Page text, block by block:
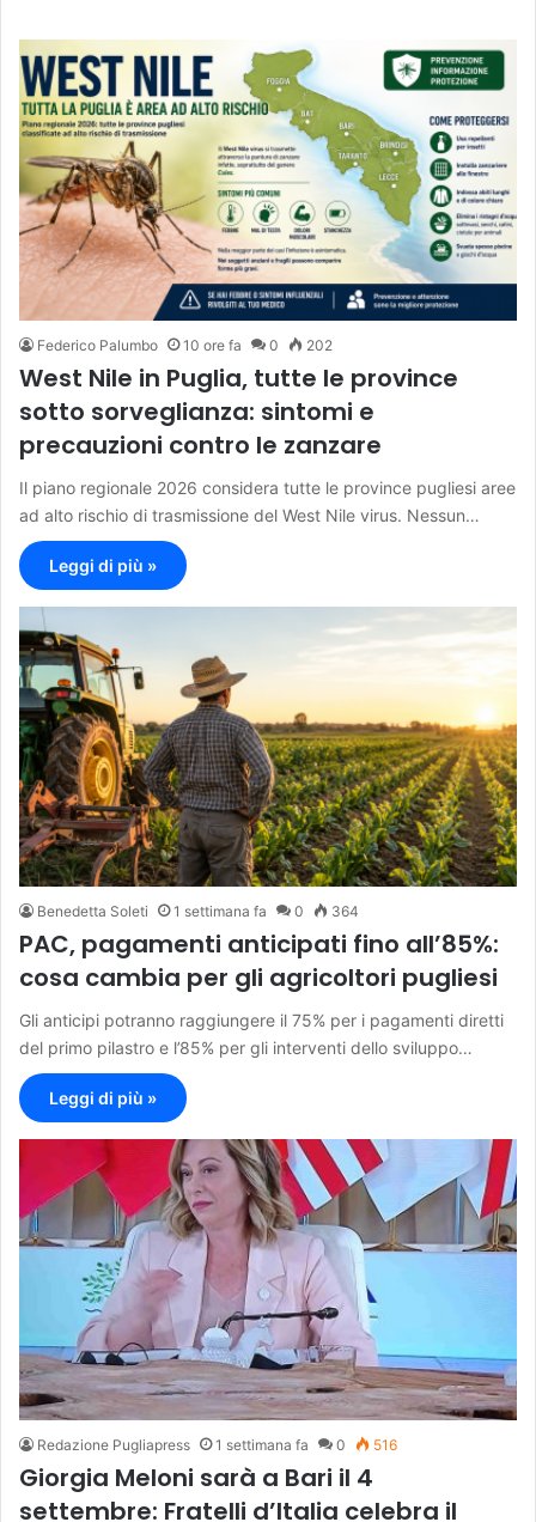
Federico Palumbo 10 ore fa 0 202
West Nile in Puglia, tutte le province
sotto sorveglianza: sintomi e
precauzioni contro le zanzare
Il piano regionale 2026 considera tutte le province pugliesi aree
ad alto rischio di trasmissione del West Nile virus. Nessun…
Leggi di più »
Benedetta Soleti 1 settimana fa 0 364
PAC, pagamenti anticipati fino all’85%:
cosa cambia per gli agricoltori pugliesi
Gli anticipi potranno raggiungere il 75% per i pagamenti diretti
del primo pilastro e l’85% per gli interventi dello sviluppo…
Leggi di più »
Redazione Pugliapress 1 settimana fa 0 516
Giorgia Meloni sarà a Bari il 4
settembre: Fratelli d’Italia celebra il